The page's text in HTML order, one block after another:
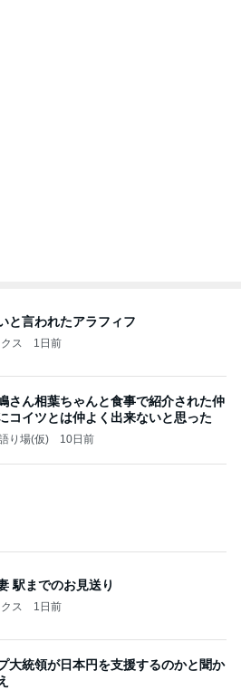
と言われたアラフィフ
ス 1日前
さん相葉ちゃんと食事で紹介された仲
コイツとは仲よく出来ないと思った
り場(仮) 10日前
駅までのお見送り
ス 1日前
大統領が日本円を支援するのかと聞か